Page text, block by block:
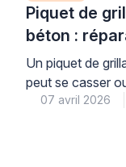
Piquet de
béton :
Un piquet de
peut se casser
situation
07 avril 2026